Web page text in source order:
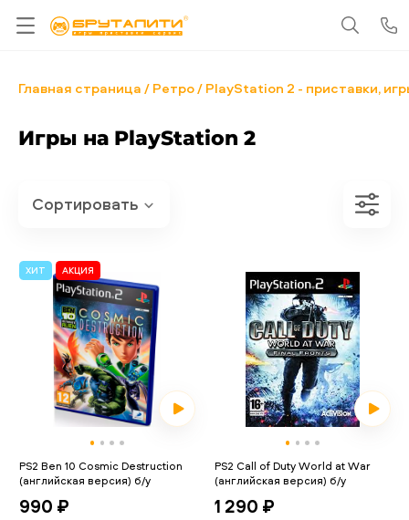
Главная страница Ретро PlayStation 2 - приставки,
Игры на PlayStation 2
ХИТ АКЦИЯ
PS2 Ben 10 Cosmic Destruction
(английская версия) б/у
990 ₽
PS2 Call of Duty World at War
(английская версия) б/у
1 290 ₽